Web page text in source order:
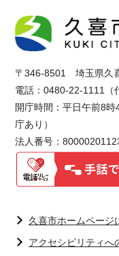
〒346-8501 埼玉県久
電話：0480-22-1111（
開庁時間：平日午前8
庁あり）
法人番号：
久喜市ホームページ
アクセシビリティへ